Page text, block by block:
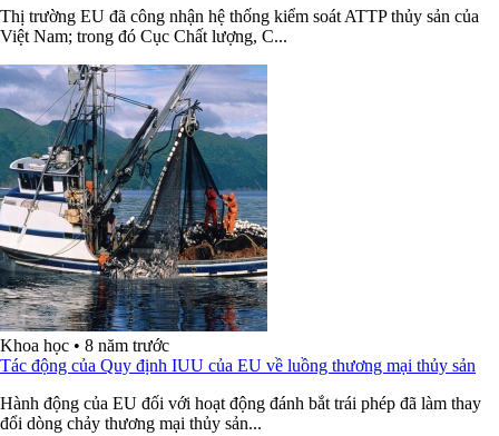
Thị trường EU đã công nhận hệ thống kiểm soát ATTP thủy sản của
Việt Nam; trong đó Cục Chất lượng, C...
Khoa học • 8 năm trước
Tác động của Quy định IUU của EU về luồng thương mại thủy sản
Hành động của EU đối với hoạt động đánh bắt trái phép đã làm thay
đổi dòng chảy thương mại thủy sản...